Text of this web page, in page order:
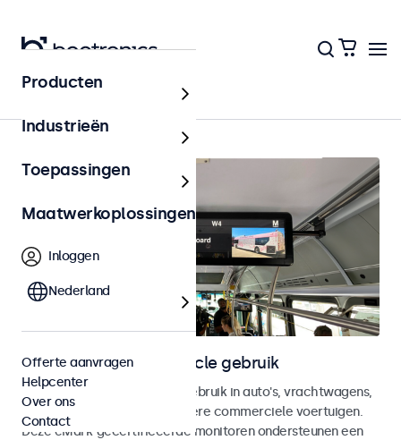
Home
Monitoren voor in-vehicle gebruik
Monitoren ontworpen voor gebruik in auto's, vrachtwagens,
bussen, kraancabines en andere commerciele voertuigen.
Deze eMark-gecertificeerde monitoren ondersteunen een
Producten
Industrieën
Toepassingen
Maatwerkoplossingen
Inloggen
Nederland
Offerte aanvragen
Helpcenter
Over ons
Contact